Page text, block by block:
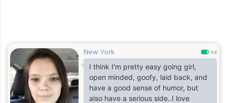
New York 0.8
I think I'm pretty easy going girl,
open minded, goofy, laid back, and
have a good sense of humor, but
also have a serious side..I love